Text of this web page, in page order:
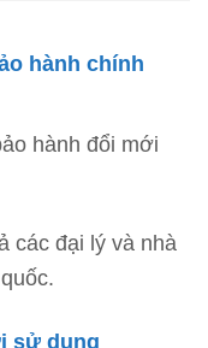
hành chính
hành đổi mới
các đại lý và nhà
sử dụng